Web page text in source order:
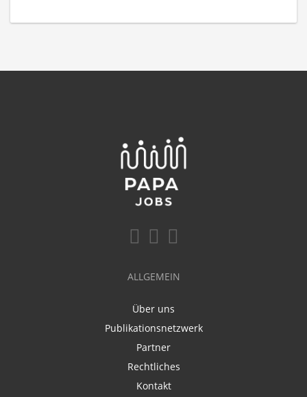
ALLGEMEIN
Über uns
Publikationsnetzwerk
Partner
Rechtliches
Kontakt